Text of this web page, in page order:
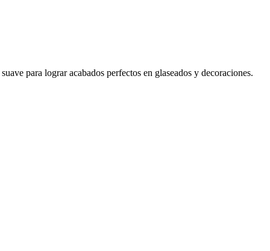
para lograr acabados perfectos en glaseados y decoraciones.